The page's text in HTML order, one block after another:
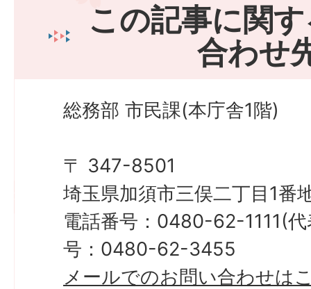
この記事に関
合わせ
総務部 市民課(本庁舎1階)
〒 347-8501
埼玉県加須市三俣二丁目1番
電話番号：0480-62-1111(
号：0480-62-3455
メールでのお問い合わせは